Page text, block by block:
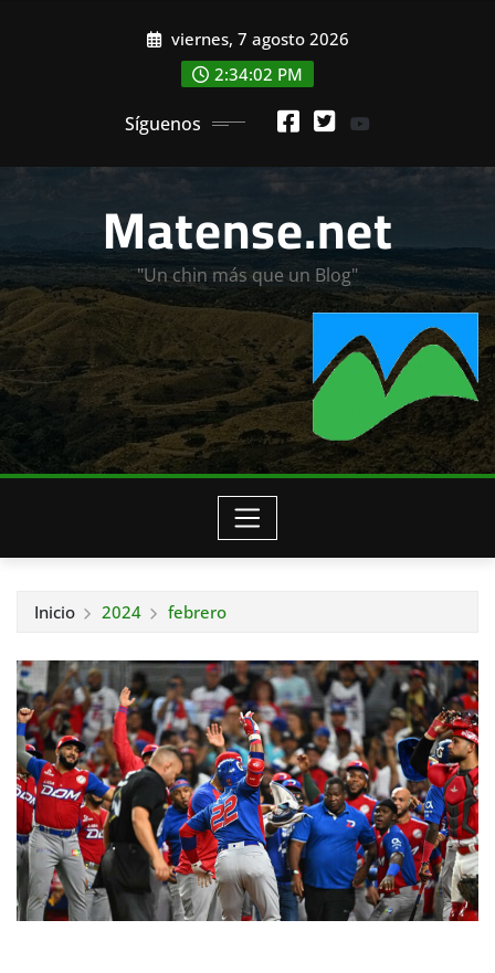
viernes, 7 agosto 2026
2:34:03 PM
Síguenos
Matense.net
"Un chin más que un Blog"
Inicio 2024 febrero